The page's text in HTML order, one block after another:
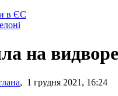
в ЄС
на
, 1 грудня 2021, 16:24